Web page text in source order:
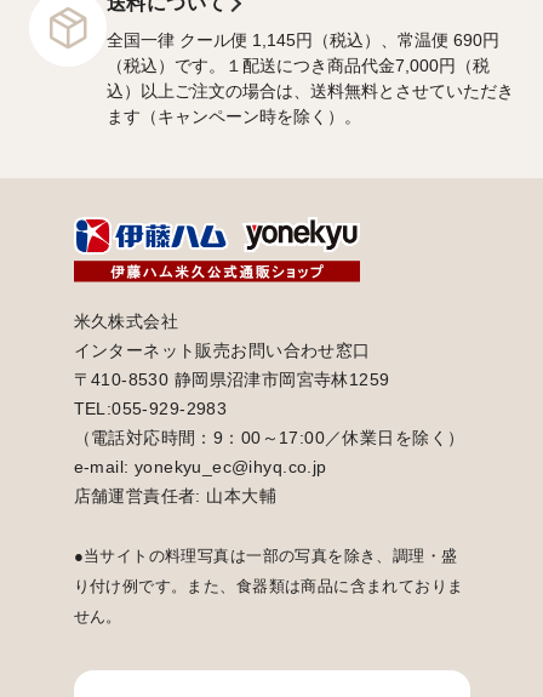
全国一律 クール便 1,145円（税込）、常温便 690円
（税込）です。１配送につき商品代金7,000円（税
込）以上ご注文の場合は、送料無料とさせていただき
ます（キャンペーン時を除く）。
米久株式会社
インターネット販売お問い合わせ窓口
〒410-8530 静岡県沼津市岡宮寺林1259
TEL:055-929-2983
（電話対応時間：9：00～17:00／休業日を除く）
e-mail: yonekyu_ec@ihyq.co.jp
店舗運営責任者: 山本大輔
●当サイトの料理写真は一部の写真を除き、調理・盛
り付け例です。また、食器類は商品に含まれておりま
せん。